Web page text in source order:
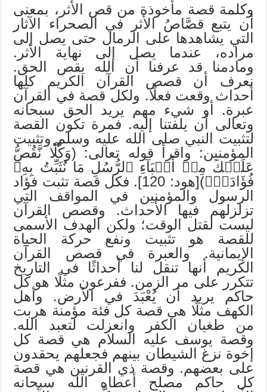
وكلمة قصة مأخوذة من قص الأثر، بمعنى
أن يتبع قصَّاصُ الأثر في الصحراء الآثار
التي يشاهدها على الرمال حتى يصل إلى
مراده، عندما يصل إلى نهاية الأثر.
ومادمنا قد عرفنا أن الله يقص الحق.
نعرف أن قصص القرآن الكريم كلها
أحداث وقعت فعلًا. ولكل قصة في القرآن
عبرة. أو شيء مهم يريد الحق سبحانه
وتعالى أن يلفتنا إليه. فمرة تكون القصة
لتثبيت النبي صلى الله عليه وسلم وتثبيت
المؤمنين: واقرأ قوله تعالى: (وَكُلّٗا نَّقُصُّ
عَلَيۡكَ مِنۡ أَنۢبَآءِ ٱلرُّسُلِ مَا نُثَبِّتُ بِهِۦ
فُؤَادَكَۚ)[هود: 120]. فكل قصة تثبت فؤاد
الرسول والمؤمنين في المواقف التي
تزلزلهم فيها الأحداث. وقصص القرآن
ليست لقتل الوقت؛ ولكن الهدف الأسمى
للقصة هو تثبيت ونفع حركة الحياة
الإيمانية. والعبرة في قصص القرآن
الكريم أنها تنقل لنا أحداثًا في التاريخ
تتكرر على مر الزمن. ففرعون مثلًا هو كل
حاكم يريد أن يُعْبَدَ في الأرض. وأهل
الكهف مثلًا هي قصة كل فئة مؤمنة هربت
من طغيان الكفر وانعزلت لتعبد الله.
وقصة يوسف عليه السلام هي قصة كل
إخوة نزغ الشيطان بينهم فجعلهم يحقدون
على بعضهم. وقصة ذي القرنين هي قصة
كل حاكم مصلح أعطاه الله سبحانه